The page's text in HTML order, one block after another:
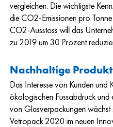
vergleichen. Die wichtigste
die CO2-Emissionen pro
CO2-Ausstoss will das
zu 2019 um 30 Prozent
Nachhaltige
Das Interesse von Kunden und
ökologischen Fussabdruck
von Glasverpackungen wächst
Vetropack 2020 im neuen